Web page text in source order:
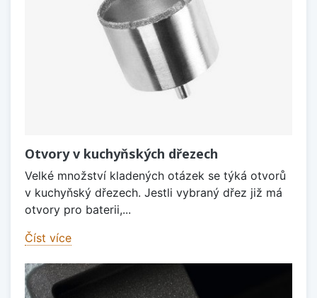
Otvory v kuchyňských dřezech
Velké množství kladených otázek se týká otvorů
v kuchyňský dřezech. Jestli vybraný dřez již má
otvory pro baterii,...
Číst více